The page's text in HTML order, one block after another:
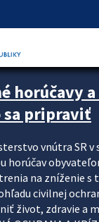
upútavok
horúčavy
sa pripraviť
vnútra SR v
horúčav
na zníženie s
civilnej
život, zdravie a